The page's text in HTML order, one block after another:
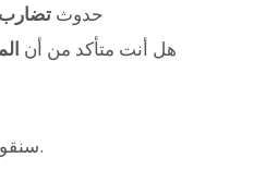
حدوث تضارب
هل أنت متأكد من أن
سنقوم بشرح كل منها بالتفصيل.